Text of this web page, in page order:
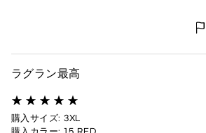
ラグラン最高
購入サイズ: 3XL